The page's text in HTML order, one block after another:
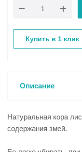
Купить в 1 клик
Описание
Натуральная кора
содержания змей.